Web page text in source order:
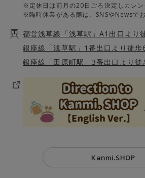
※定休日は前月の20日ごろ決定しカレン
※臨時休業がある際は、SNSやNewsで
都営浅草線「浅草駅」A1出口より
銀座線「浅草駅」1番出口より徒歩
銀座線「田原町駅」3番出口より徒
Kanmi.SHOP